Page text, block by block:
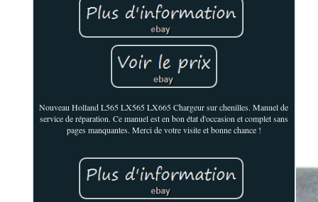
Nouveau Holland L565 LX565 LX665 Chargeur sur chenilles. Manuel de
service de réparation. Ce manuel est en bon état d'occasion et complet sans
pages manquantes. Merci de votre visite et bonne chance !